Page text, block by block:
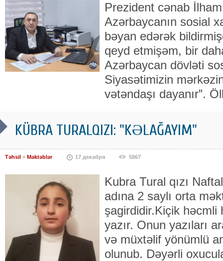
Prezident cənab
Azərbaycanın sosial
bəyan edərək
qeyd etmişəm, bir
Azərbaycan dövləti
Siyasətimizin
vətəndaşı dayanır”.
KÜBRA TURALQIZI: "KƏLAĞAYIM"
Təhsil » Məktəblər 17 декабря 5867
Kubra Tural qızı
adına 2 saylı orta
şagirdidir.Kiçik həcmli
yazır. Onun yazıları
və müxtəlif yönümlü
olunub. Dəyərli